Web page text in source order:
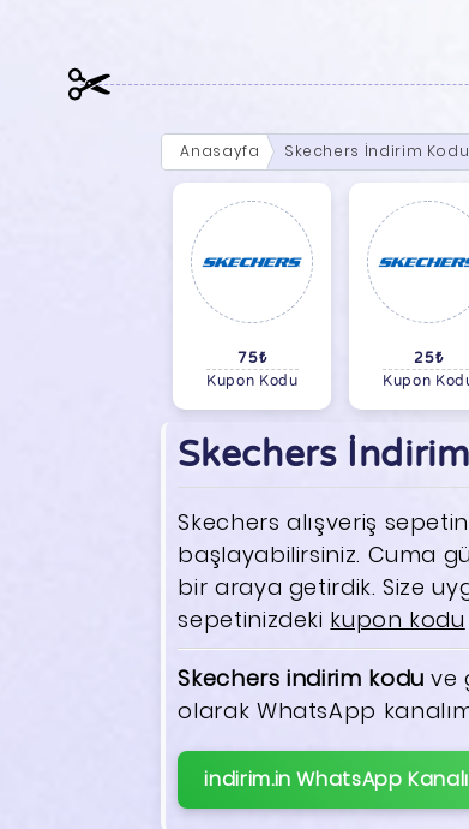
Anasayfa Skechers İndirim Kodu
75₺
Kupon Kodu
25₺
Kupon
Skechers
Skechers alışveriş
başlayabilirsiniz. Cuma
bir araya getirdik. Size
sepetinizdeki kupon kodu
Skechers indirim kodu ve
olarak WhatsApp
indirim.in WhatsApp